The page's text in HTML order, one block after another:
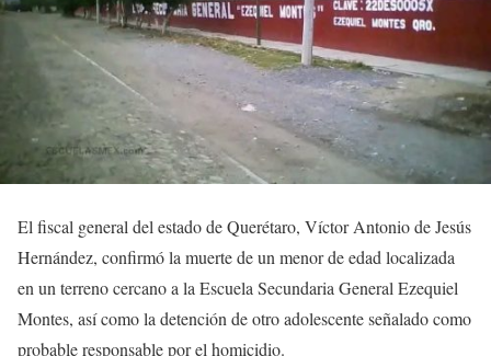
El fiscal general del estado de Querétaro, Víctor Antonio de Jesús
Hernández, confirmó la muerte de un menor de edad localizada
en un terreno cercano a la Escuela Secundaria General Ezequiel
Montes, así como la detención de otro adolescente señalado como
probable responsable por el homicidio.